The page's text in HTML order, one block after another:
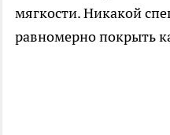
мягкости. Никакой
равномерно покрыть